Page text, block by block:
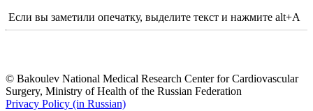
Если вы заметили опечатку, выделите текст и нажмите alt+A
© Bakoulev National Medical Research Center for Cardiovascular
Surgery, Ministry of Health of the Russian Federation
Privacy Policy (in Russian)